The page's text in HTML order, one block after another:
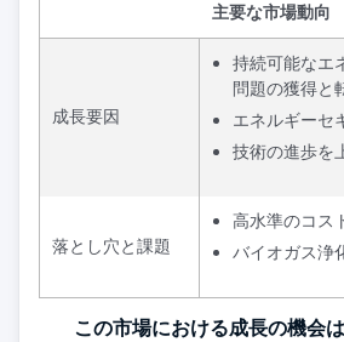
主要な市場動向
成長要因
持続可能なエ
問題の獲得と
エネルギーセ
技術の進歩を
落とし穴と課題
高水準のコス
バイオガス浄
この市場における成長の機会